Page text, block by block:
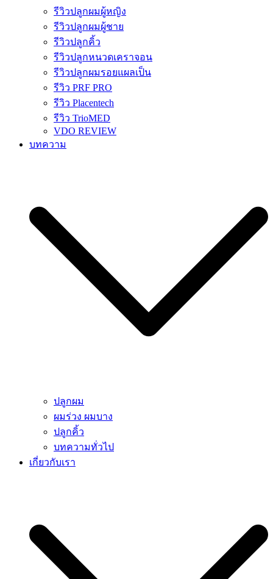
รีวิวปลูกผมผู้หญิง
รีวิวปลูกผมผู้ชาย
รีวิวปลูกคิ้ว
รีวิวปลูกหนวดเคราจอน
รีวิวปลูกผมรอยแผลเป็น
รีวิว PRF PRO
รีวิว Placentech
รีวิว TrioMED
VDO REVIEW
บทความ
ปลูกผม
ผมร่วง ผมบาง
ปลูกคิ้ว
บทความทั่วไป
เกี่ยวกับเรา